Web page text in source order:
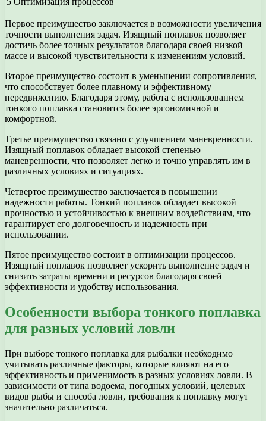
Первое преимущество заключается в возможности увеличения
точности выполнения задач. Изящный поплавок позволяет
достичь более точных результатов благодаря своей низкой
массе и высокой чувствительности к изменениям условий.
Второе преимущество состоит в уменьшении сопротивления,
что способствует более плавному и эффективному
передвижению. Благодаря этому, работа с использованием
тонкого поплавка становится более эргономичной и
комфортной.
Третье преимущество связано с улучшением маневренности.
Изящный поплавок обладает высокой степенью
маневренности, что позволяет легко и точно управлять им в
различных условиях и ситуациях.
Четвертое преимущество заключается в повышении
надежности работы. Тонкий поплавок обладает высокой
прочностью и устойчивостью к внешним воздействиям, что
гарантирует его долговечность и надежность при
использовании.
Пятое преимущество состоит в оптимизации процессов.
Изящный поплавок позволяет ускорить выполнение задач и
снизить затраты времени и ресурсов благодаря своей
эффективности и удобству использования.
Особенности выбора тонкого поплавка
для разных условий ловли
При выборе тонкого поплавка для рыбалки необходимо
учитывать различные факторы, которые влияют на его
эффективность и применимость в разных условиях ловли. В
зависимости от типа водоема, погодных условий, целевых
видов рыбы и способа ловли, требования к поплавку могут
значительно различаться.